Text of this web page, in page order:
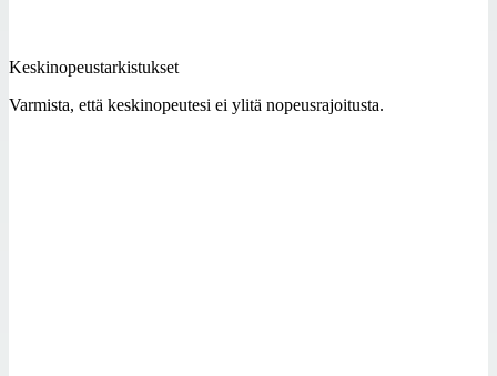
Keskinopeustarkistukset
Varmista, että keskinopeutesi ei ylitä nopeusrajoitusta.